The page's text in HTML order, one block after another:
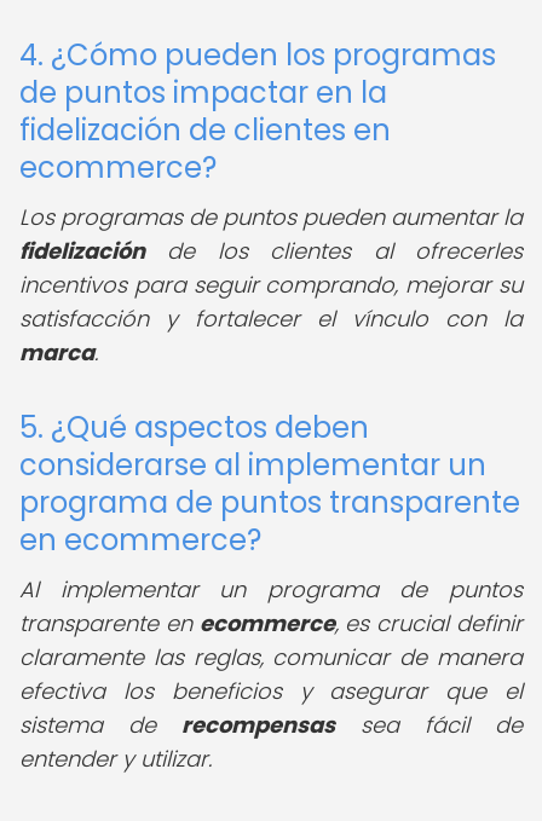
4. ¿Cómo pueden los programas
de puntos impactar en la
fidelización de clientes en
ecommerce?
Los programas de puntos pueden aumentar la
fidelizaciónde los clientes al ofrecerles
incentivos para seguir comprando, mejorar su
satisfacción y fortalecer el vínculo con la
marca.
5. ¿Qué aspectos deben
considerarse al implementar un
programa de puntos transparente
en ecommerce?
Al implementar un programa de puntos
transparente en ecommerce, es crucial definir
claramente las reglas, comunicar de manera
efectiva los beneficios y asegurar que el
sistema de recompensassea fácil de
entender y utilizar.